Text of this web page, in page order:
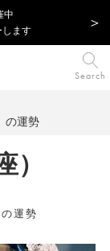
中
ます
Search
の運勢
運勢